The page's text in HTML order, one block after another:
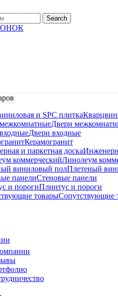
Search
Двери
Двери входные
Керамогранит
Линолеум
Плетеный
Стеновые панели
Плинтус и пороги
Сопутствующие